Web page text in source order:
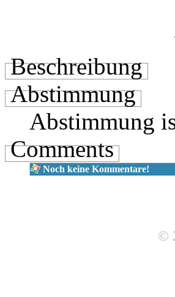
Beschreibung
Abstimmung
Abstimmung
Comments
Noch keine Kommentare!
©